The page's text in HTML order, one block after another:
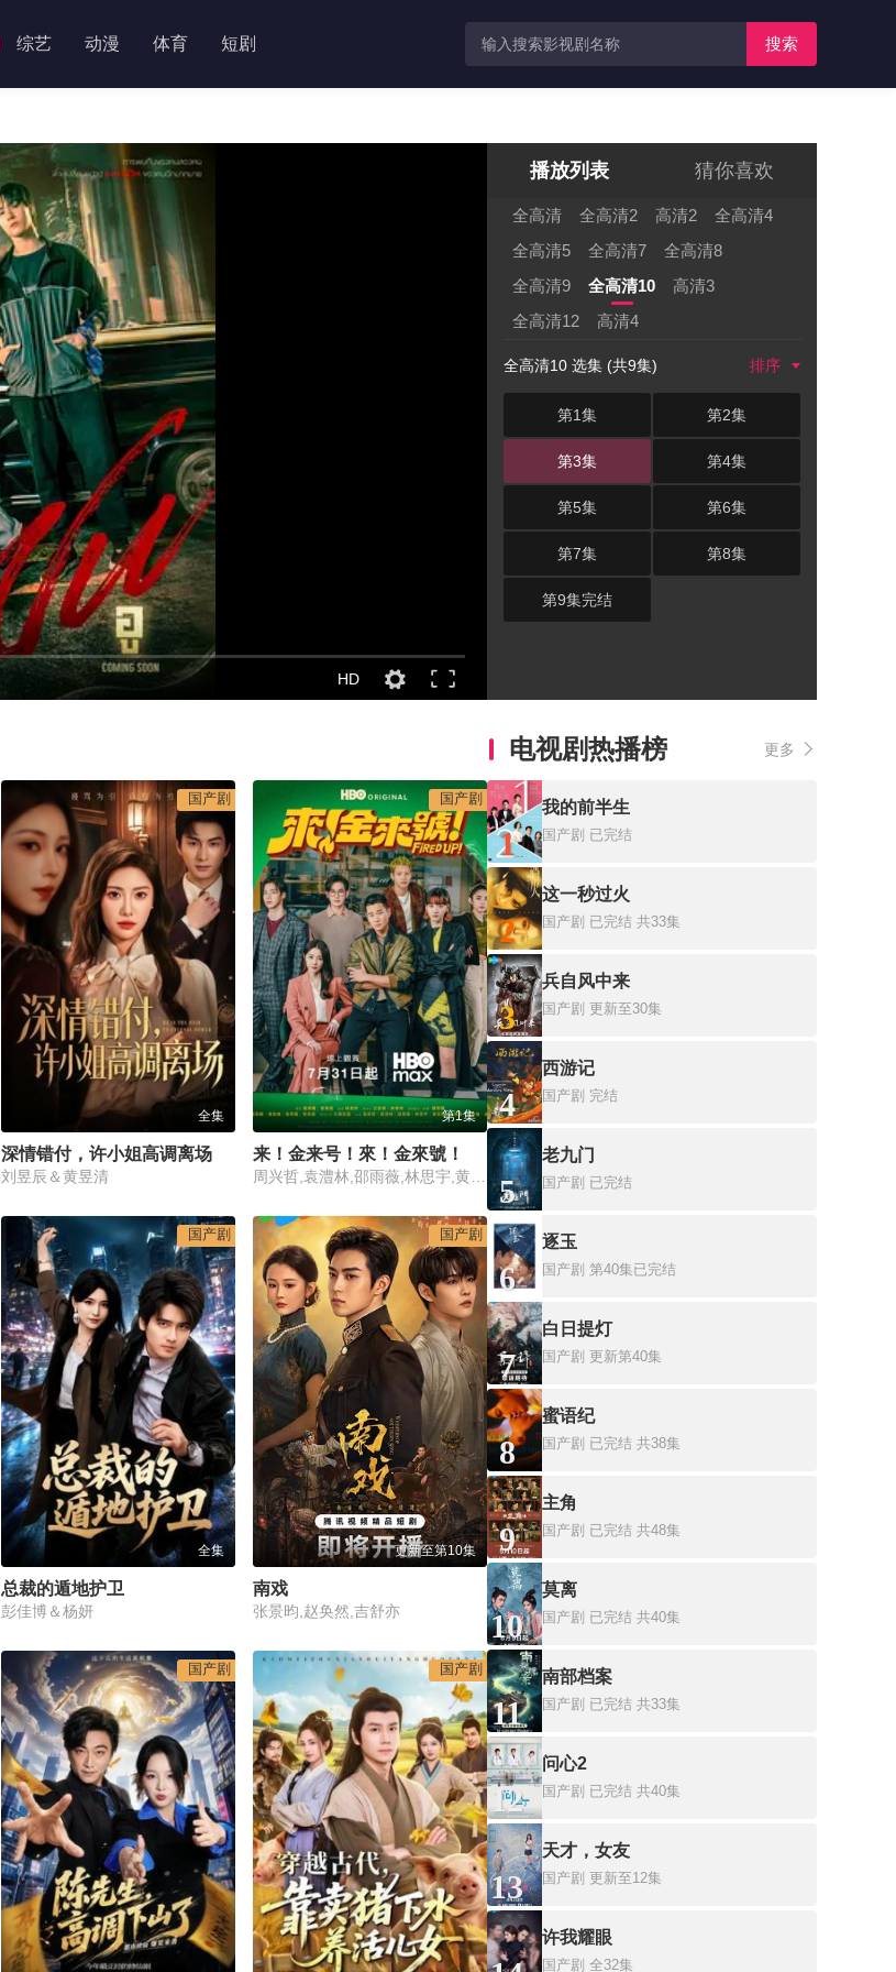
综艺 动漫 体育 短剧 搜索
HD
播放列表 猜你喜欢
全高清 全高清2 高清2
全高清4
全高清5
全高清7
全高清8
全高清9
全高清10
高清3
全高清12
高清4
全高清10 选集 (共9集) 排序
第1集 第2集
第3集 第4集
第5集 第6集
第7集 第8集
第9集完结
国产剧
全集
深情错付，许小姐高调离场
刘昱辰＆黄昱清
国产剧
第1集
来！金来号！來！金來號！
国产剧
全集
总裁的遁地护卫
彭佳博＆杨妍
国产剧
更新至第10集
南戏
张景昀,赵奂然,吉舒亦
国产剧 国产剧
电视剧热播榜 更多
1
我的前半生
国产剧 已完结
2
这一秒过火
国产剧 已完结 共33集
3
兵自风中来
国产剧 更新至30集
4
西游记
国产剧 完结
5
老九门
国产剧 已完结
6
逐玉
国产剧 第40集已完结
7
白日提灯
国产剧 更新第40集
8
蜜语纪
国产剧 已完结 共38集
9
主角
国产剧 已完结 共48集
10
莫离
国产剧 已完结 共40集
11
南部档案
国产剧 已完结 共33集
12
问心2
国产剧 已完结 共40集
13
天才，女友
国产剧 更新至12集
许我耀眼
国产剧 全32集